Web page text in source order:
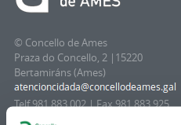
© Concello de Ames
Praza do Concello, 2 |15220
Bertamiráns (Ames)
Telf 981 883 002 | Fax 981 883 925